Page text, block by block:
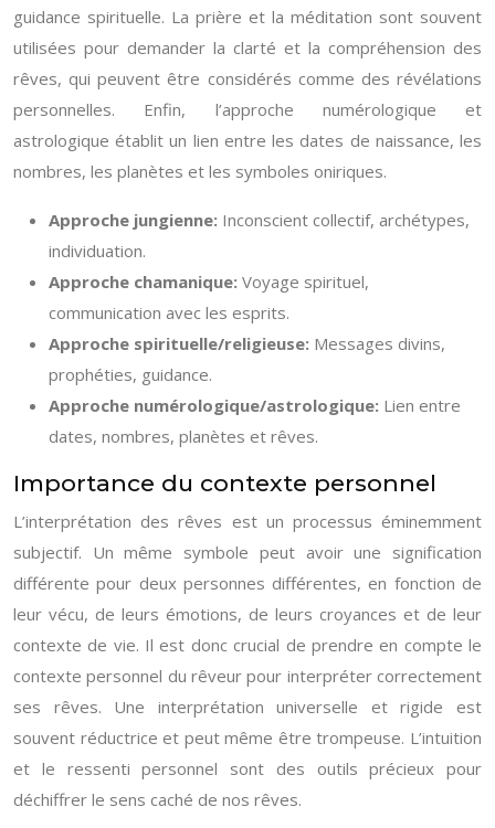
guidance spirituelle. La prière et la méditation sont souvent
utilisées pour demander la clarté et la compréhension des
rêves, qui peuvent être considérés comme des révélations
personnelles. Enfin, l’approche numérologique et
astrologique établit un lien entre les dates de naissance, les
nombres, les planètes et les symboles oniriques.
Approche jungienne: Inconscient collectif, archétypes,
individuation.
Approche chamanique: Voyage spirituel,
communication avec les esprits.
Approche spirituelle/religieuse: Messages divins,
prophéties, guidance.
Approche numérologique/astrologique: Lien entre
dates, nombres, planètes et rêves.
Importance du contexte personnel
L’interprétation des rêves est un processus éminemment
subjectif. Un même symbole peut avoir une signification
différente pour deux personnes différentes, en fonction de
leur vécu, de leurs émotions, de leurs croyances et de leur
contexte de vie. Il est donc crucial de prendre en compte le
contexte personnel du rêveur pour interpréter correctement
ses rêves. Une interprétation universelle et rigide est
souvent réductrice et peut même être trompeuse. L’intuition
et le ressenti personnel sont des outils précieux pour
déchiffrer le sens caché de nos rêves.